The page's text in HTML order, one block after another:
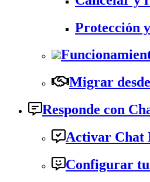
Protección
Migrar
Responde con
Activar Chat
Configurar tu